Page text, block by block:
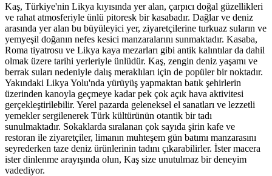
Kaş, Türkiye'nin Likya kıyısında yer alan, çarpıcı doğal güzellikleri
ve rahat atmosferiyle ünlü pitoresk bir kasabadır. Dağlar ve deniz
arasında yer alan bu büyüleyici yer, ziyaretçilerine turkuaz suların ve
yemyeşil doğanın nefes kesici manzaralarını sunmaktadır. Kasaba,
Roma tiyatrosu ve Likya kaya mezarları gibi antik kalıntılar da dahil
olmak üzere tarihi yerleriyle ünlüdür. Kaş, zengin deniz yaşamı ve
berrak suları nedeniyle dalış meraklıları için de popüler bir noktadır.
Yakındaki Likya Yolu'nda yürüyüş yapmaktan batık şehirlerin
üzerinden kanoyla geçmeye kadar pek çok açık hava aktivitesi
gerçekleştirilebilir. Yerel pazarda geleneksel el sanatları ve lezzetli
yemekler sergilenerek Türk kültürünün otantik bir tadı
sunulmaktadır. Sokaklarda sıralanan çok sayıda şirin kafe ve
restoran ile ziyaretçiler, limanın muhteşem gün batımı manzarasını
seyrederken taze deniz ürünlerinin tadını çıkarabilirler. İster macera
ister dinlenme arayışında olun, Kaş size unutulmaz bir deneyim
vadediyor.